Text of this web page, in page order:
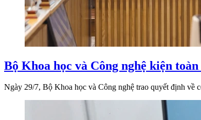
Bộ Khoa học và Công nghệ kiện
Ngày 29/7, Bộ Khoa học và Công nghệ trao quyết định